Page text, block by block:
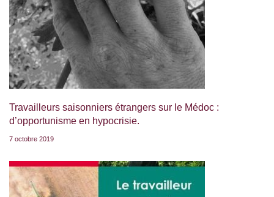
Travailleurs saisonniers étrangers sur le Médoc :
d’opportunisme en hypocrisie.
7 octobre 2019